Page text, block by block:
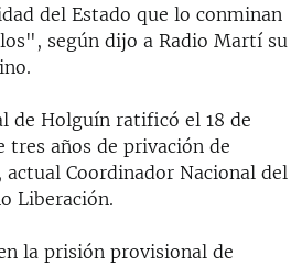
del Estado que lo conminan
según dijo a Radio Martí su
de Holguín ratificó el 18 de
tres años de privación de
Coordinador Nacional del
Liberación.
la prisión provisional de